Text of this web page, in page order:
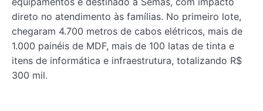
direto no atendimento às famílias. No primeiro lote,
chegaram 4.700 metros de cabos elétricos, mais de
1.000 painéis de MDF, mais de 100 latas de tinta e
itens de informática e infraestrutura, totalizando R$
300 mil.